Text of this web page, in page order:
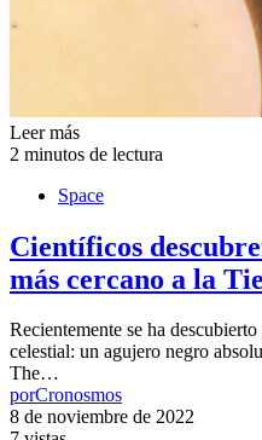
Leer más
2 minutos de lectura
Space
Científicos
más cercano a la
Recientemente se ha
celestial: un agujero negro
The…
porCronosmos
8 de noviembre de 2022